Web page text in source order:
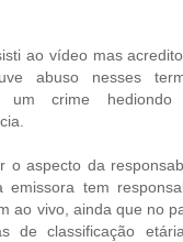
ao vídeo mas
abuso nesses
um crime
o aspecto da
emissora tem
ao vivo, ainda que no
de classificação